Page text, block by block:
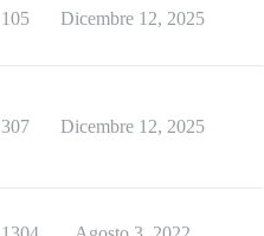
105 Dicembre 12, 2025
307 Dicembre 12, 2025